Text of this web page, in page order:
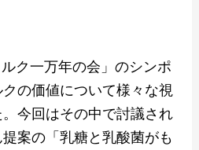
ク一万年の会」のシンポ
の価値について様々な視
今回はその中で討議され
案の「乳糖と乳酸菌がも